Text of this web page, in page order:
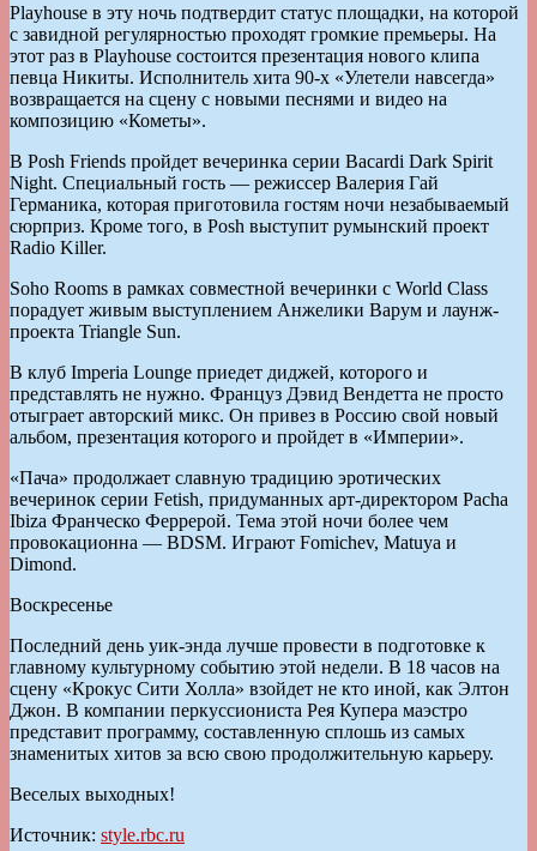
Playhouse в эту ночь подтвердит статус площадки, на которой
с завидной регулярностью проходят громкие премьеры. На
этот раз в Playhouse состоится презентация нового клипа
певца Никиты. Исполнитель хита 90-х «Улетели навсегда»
возвращается на сцену с новыми песнями и видео на
композицию «Кометы».
В Posh Friends пройдет вечеринка серии Bacardi Dark Spirit
Night. Специальный гость — режиссер Валерия Гай
Германика, которая приготовила гостям ночи незабываемый
сюрприз. Кроме того, в Posh выступит румынский проект
Radio Killer.
Soho Rooms в рамках совместной вечеринки с World Class
порадует живым выступлением Анжелики Варум и лаунж-
проекта Triangle Sun.
В клуб Imperia Lounge приедет диджей, которого и
представлять не нужно. Француз Дэвид Вендетта не просто
отыграет авторский микс. Он привез в Россию свой новый
альбом, презентация которого и пройдет в «Империи».
«Пача» продолжает славную традицию эротических
вечеринок серии Fetish, придуманных арт-директором Pacha
Ibiza Франческо Феррерой. Тема этой ночи более чем
провокационна — BDSM. Играют Fomichev, Matuya и
Dimond.
Воскресенье
Последний день уик-энда лучше провести в подготовке к
главному культурному событию этой недели. В 18 часов на
сцену «Крокус Сити Холла» взойдет не кто иной, как Элтон
Джон. В компании перкуссиониста Рея Купера маэстро
представит программу, составленную сплошь из самых
знаменитых хитов за всю свою продолжительную карьеру.
Веселых выходных!
Источник: style.rbc.ru